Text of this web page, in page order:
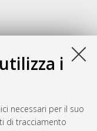
i
necessari per il suo
di tracciamento
tra i lavoratori
personali e
di Bologna.
e dei servizi
7663.